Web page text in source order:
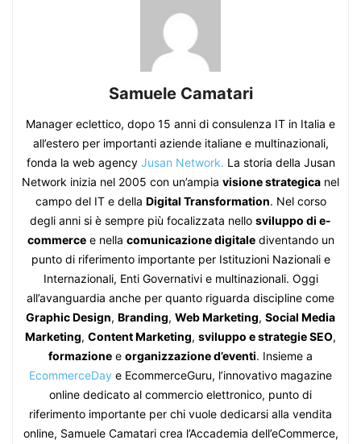
Samuele Camatari
Manager eclettico, dopo 15 anni di consulenza IT in Italia e
all’estero per importanti aziende italiane e multinazionali,
fonda la web agency Jusan Network. La storia della Jusan
Network inizia nel 2005 con un’ampia visione strategica nel
campo del IT e della Digital Transformation. Nel corso
degli anni si è sempre più focalizzata nello sviluppo di e-
commercee nella comunicazione digitalediventando un
punto di riferimento importante per Istituzioni Nazionali e
Internazionali, Enti Governativi e multinazionali. Oggi
all’avanguardia anche per quanto riguarda discipline come
Graphic Design, Branding, Web Marketing, Social Media
Marketing, Content Marketing, sviluppo e strategie SEO,
formazione e organizzazione d’eventi. Insieme a
EcommerceDay e EcommerceGuru, l’innovativo magazine
online dedicato al commercio elettronico, punto di
riferimento importante per chi vuole dedicarsi alla vendita
online, Samuele Camatari crea l’Accademia dell’eCommerce,